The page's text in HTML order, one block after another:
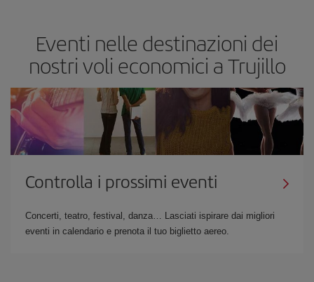
Eventi nelle destinazioni dei
nostri voli economici a Trujillo
Controlla i prossimi eventi
Concerti, teatro, festival, danza… Lasciati ispirare dai migliori
eventi in calendario e prenota il tuo biglietto aereo.